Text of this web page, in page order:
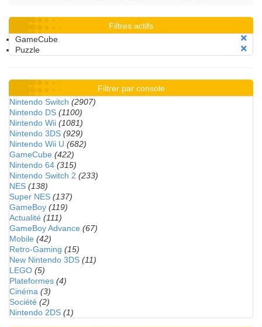
Filtres actifs
GameCube
Puzzle
Filtrer par console
Nintendo Switch (2907)
Nintendo DS (1100)
Nintendo Wii (1081)
Nintendo 3DS (929)
Nintendo Wii U (682)
GameCube (422)
Nintendo 64 (315)
Nintendo Switch 2 (233)
NES (138)
Super NES (137)
GameBoy (119)
Actualité (111)
GameBoy Advance (67)
Mobile (42)
Retro-Gaming (15)
New Nintendo 3DS (11)
LEGO (5)
Plateformes (4)
Cinéma (3)
Société (2)
Nintendo 2DS (1)